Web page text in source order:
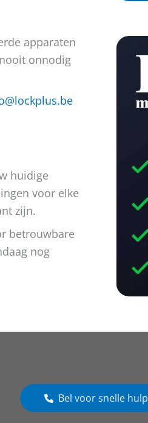
apparaten
onnodig
huidige
voor elke
zijn.
betrouwbare
nog
Bel voor snelle hulp